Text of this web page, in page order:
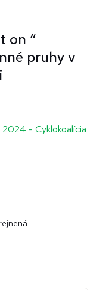
on “
pruhy v
- Cyklokoalícia